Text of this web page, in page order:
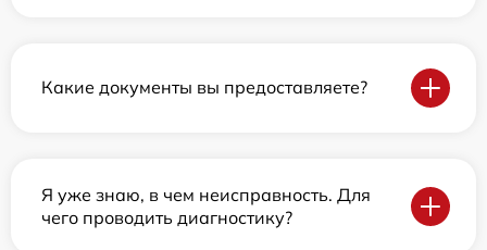
Какие документы вы предоставляете?
Я уже знаю, в чем неисправность. Для
чего проводить диагностику?